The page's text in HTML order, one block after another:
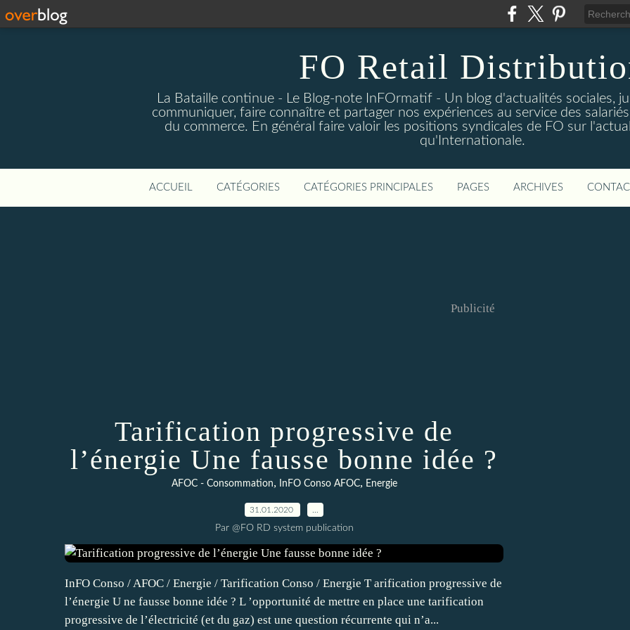
FO Retail
La Bataille continue - Le Blog-note InFOrmatif - Un blog d'actualités sociales,
communiquer, faire connaître et partager nos expériences au service des
du commerce. En général faire valoir les positions syndicales de FO sur
qu'Internationale.
ACCUEIL CATÉGORIES CATÉGORIES PRINCIPALES PAGES ARCHIVES
Publicité
Tarification progressive de
l’énergie Une fausse bonne idée ?
AFOC - Consommation, InFO Conso AFOC, Energie
31.01.2020
Par @FO RD system publication
InFO Conso / AFOC / Energie / Tarification Conso / Energie T arification progressive de
l’énergie U ne fausse bonne idée ? L ’opportunité de mettre en place une tarification
progressive de l’électricité (et du gaz) est une question récurrente qui n’a...